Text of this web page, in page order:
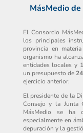
MásMedio
El Consorcio
los principales
provincia en
organismo ha
entidades locales y
un presupuesto de
ejercicio anterior.
El presidente de la
Consejo y la Junta
MásMedio se ha
especialmente en
depuración y la